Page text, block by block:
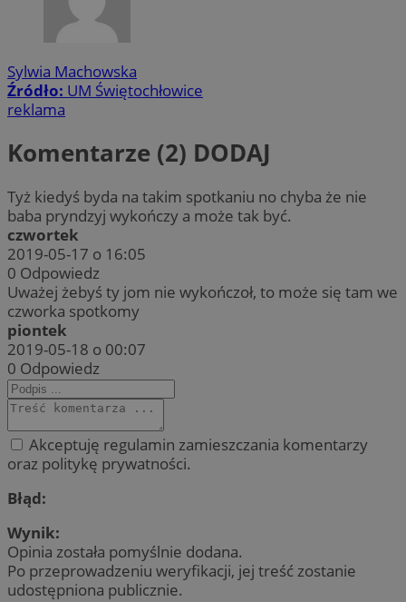
Sylwia Machowska
Źródło: UM Świętochłowice
reklama
Komentarze (2) DODAJ
Tyż kiedyś byda na takim spotkaniu no chyba że nie
baba pryndzyj wykończy a może tak być.
czwortek
2019-05-17 o 16:05
0 Odpowiedz
Uważej żebyś ty jom nie wykończoł, to może się tam we
czworka spotkomy
piontek
2019-05-18 o 00:07
0 Odpowiedz
Akceptuję regulamin zamieszczania komentarzy
oraz politykę prywatności.
Błąd:
Wynik:
Opinia została pomyślnie dodana.
Po przeprowadzeniu weryfikacji, jej treść zostanie
udostępniona publicznie.